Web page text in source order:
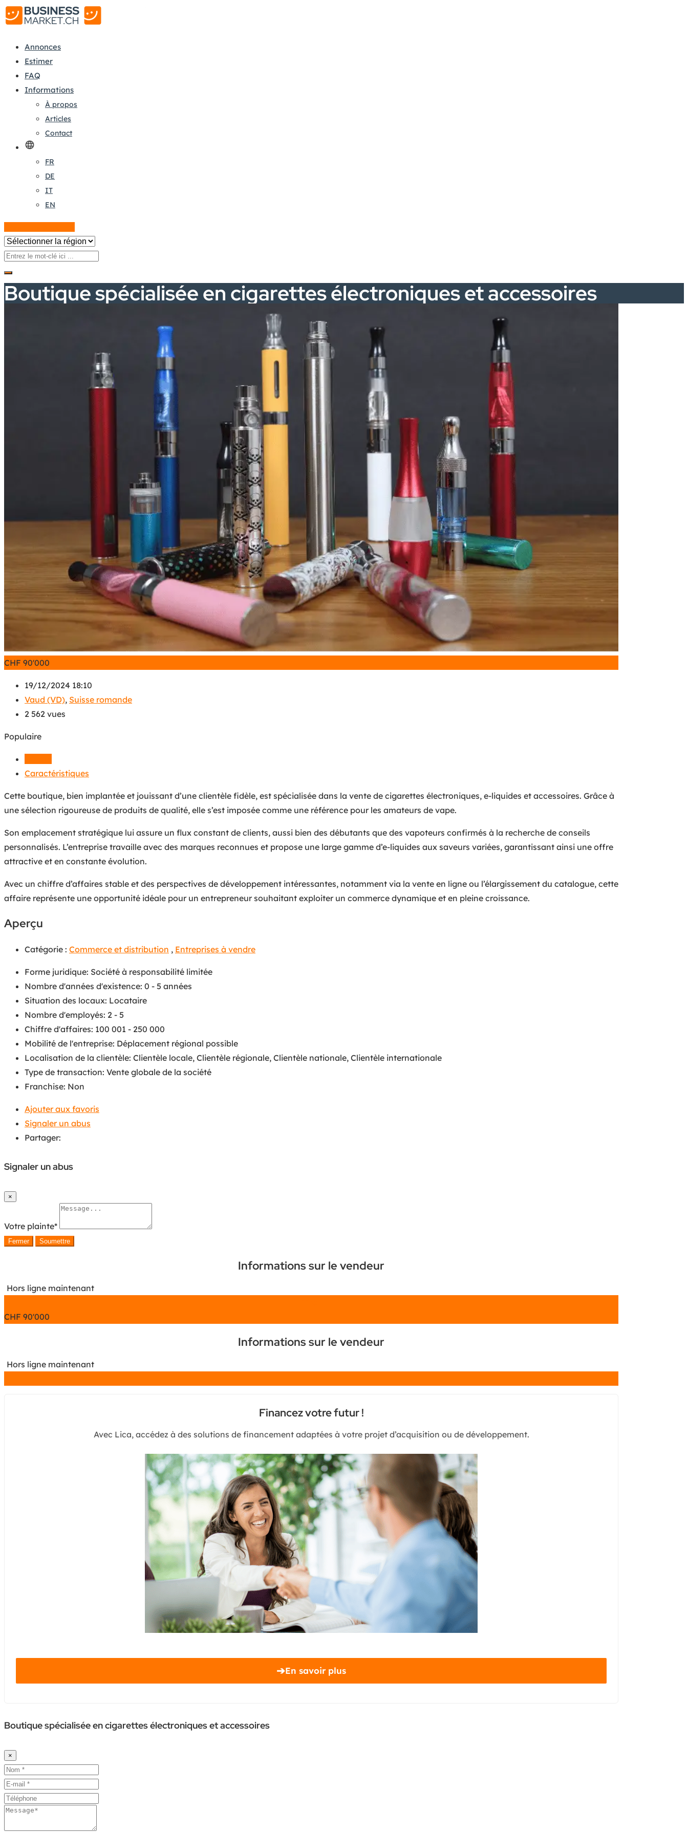
Annonces
Estimer
FAQ
Informations
À propos
Articles
Contact
FR
DE
IT
EN
Boutique spécialisée en cigarettes électroniques et accessoires
CHF 90'000
19/12/2024 18:10
Vaud (VD), Suisse romande
2 562 vues
Populaire
Caractéristiques
Cette boutique, bien implantée et jouissant d’une clientèle fidèle, est spécialisée dans la vente de cigarettes électroniques, e-liquides et accessoires. Grâce à
une sélection rigoureuse de produits de qualité, elle s’est imposée comme une référence pour les amateurs de vape.
Son emplacement stratégique lui assure un flux constant de clients, aussi bien des débutants que des vapoteurs confirmés à la recherche de conseils
personnalisés. L’entreprise travaille avec des marques reconnues et propose une large gamme d’e-liquides aux saveurs variées, garantissant ainsi une offre
attractive et en constante évolution.
Avec un chiffre d’affaires stable et des perspectives de développement intéressantes, notamment via la vente en ligne ou l’élargissement du catalogue, cette
affaire représente une opportunité idéale pour un entrepreneur souhaitant exploiter un commerce dynamique et en pleine croissance.
Aperçu
Catégorie : Commerce et distribution , Entreprises à vendre
Forme juridique: Société à responsabilité limitée
Nombre d'années d'existence: 0 - 5 années
Situation des locaux: Locataire
Nombre d'employés: 2 - 5
Chiffre d'affaires: 100 001 - 250 000
Mobilité de l'entreprise: Déplacement régional possible
Localisation de la clientèle: Clientèle locale, Clientèle régionale, Clientèle nationale, Clientèle internationale
Type de transaction: Vente globale de la société
Franchise: Non
Ajouter aux favoris
Signaler un abus
Partager:
Signaler un abus
×
Votre plainte*
Fermer Soumettre
Informations sur le vendeur
Hors ligne maintenant
CHF 90'000
Informations sur le vendeur
Hors ligne maintenant
Financez votre futur !
Avec Lica, accédez à des solutions de financement adaptées à votre projet d’acquisition ou de développement.
➔En savoir plus
Boutique spécialisée en cigarettes électroniques et accessoires
×